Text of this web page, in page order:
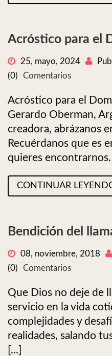
Acróstico para el
25, mayo, 2024
(0)
Comentarios
Acróstico para el
Gerardo Oberman,
creadora, abrázanos
Recuérdanos que es
quieres encontrarnos.
CONTINUAR
Bendición del
08, noviembre, 2018
(0)
Comentarios
Que Dios no deje de
servicio en la vida
complejidades y
realidades, salando
[...]